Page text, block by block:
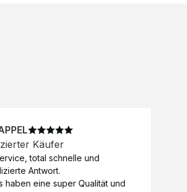
Käufer
total schnelle und
Antwort.
haben eine super Qualität und